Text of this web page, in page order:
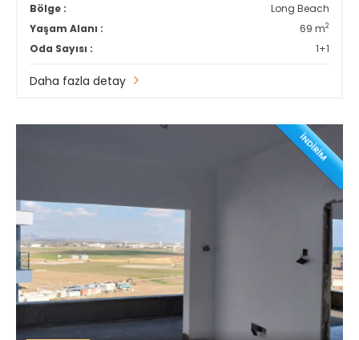
Bölge :
Long Beach
Yaşam Alanı :
69 m2
Oda Sayısı : 1+1
Daha fazla detay
İNDİRİM